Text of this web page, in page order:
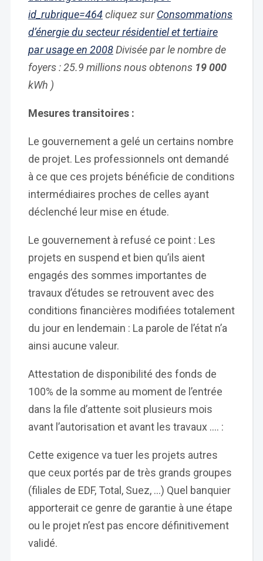
id_rubrique=464cliquez surConsommations
d’énergie du secteur résidentiel et tertiaire
par usage en 2008Divisée par le nombre de
foyers : 25.9 millions nous obtenons 19 000
kWh )
Mesures transitoires :
Le gouvernement a gelé un certains nombre
de projet. Les professionnels ont demandé
à ce que ces projets bénéficie de conditions
intermédiaires proches de celles ayant
déclenché leur mise en étude.
Le gouvernement à refusé ce point : Les
projets en suspend et bien qu’ils aient
engagés des sommes importantes de
travaux d’études se retrouvent avec des
conditions financières modifiées totalement
du jour en lendemain : La parole de l’état n’a
ainsi aucune valeur.
Attestation de disponibilité des fonds de
100% de la somme au moment de l’entrée
dans la file d’attente soit plusieurs mois
avant l’autorisation et avant les travaux …. :
Cette exigence va tuer les projets autres
que ceux portés par de très grands groupes
(filiales de EDF, Total, Suez, …) Quel banquier
apporterait ce genre de garantie à une étape
ou le projet n’est pas encore définitivement
validé.